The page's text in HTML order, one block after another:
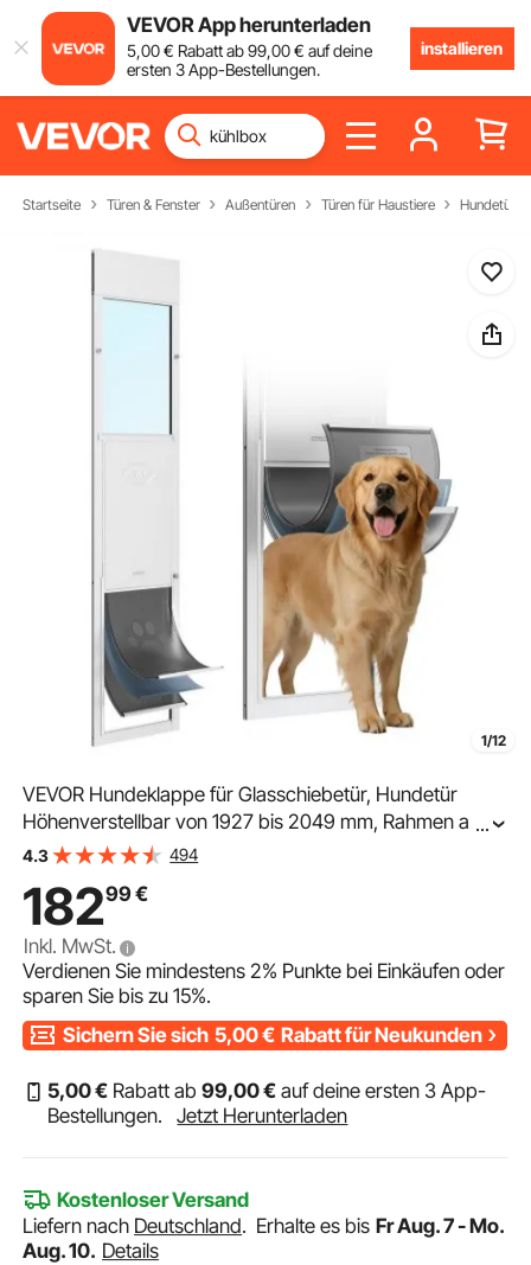
VEVOR App herunterladen
5,00€ Rabatt ab99,00€ auf deine
ersten 3 App-Bestellungen.
installieren
Startseite Türen & Fenster Außentüren Türen für Haustiere Hundetüren
1/12
VEVOR Hundeklappe für Glasschiebetür, Hundetür
Höhenverstellbar von 1927 bis 2049 mm, Rahmen aus
Aluminiumlegierung mit 3-Lagiger Klappe &
XL
...
4.3 494
18299€
Inkl. MwSt.
Verdienen Sie mindestens2% Punkte bei Einkäufen oder
sparen Sie bis zu15%.
Sichern Sie sich 5,00€ Rabatt für Neukunden
5,00€ Rabatt ab99,00€ auf deine ersten 3 App-
Bestellungen.
Jetzt Herunterladen
Kostenloser Versand
Liefern nach Deutschland. Erhalte es bis Fr Aug. 7 - Mo.
Aug. 10. Details